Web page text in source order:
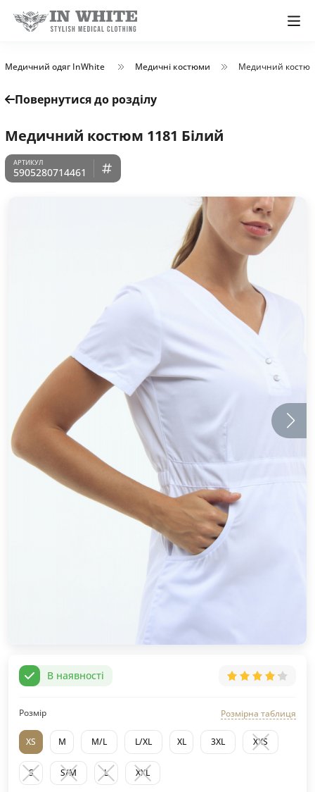
Медичний одяг InWhite Медичні костюми Медичний
Повернутися до розділу
Медичний костюм 1181 Білий
5905280714461
В наявності
Розмір Розмірна таблиця
XS M M/L L/XL XL 3XL XXS
S S/M L XXL